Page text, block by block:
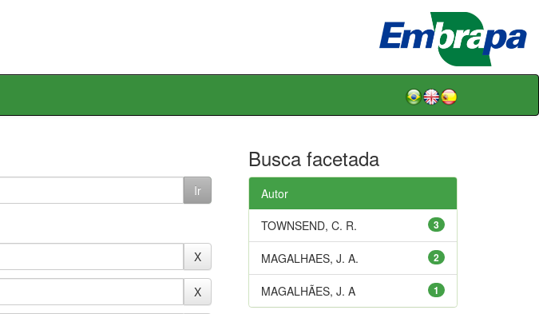
Busca facetada
Autor
3
TOWNSEND, C. R.
2
MAGALHAES, J. A.
1
MAGALHÃES, J. A